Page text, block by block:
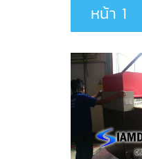
หน้า 1